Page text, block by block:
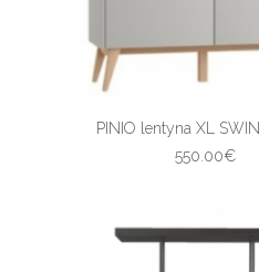
PINIO lentyna XL
550.00€